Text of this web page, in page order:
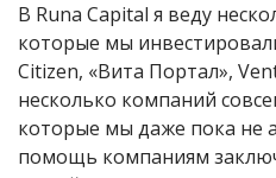
В Runa Capital я веду
которые мы
Citizen, «Вита Портал»,
несколько компаний
которые мы даже пока не
помощь компаниям